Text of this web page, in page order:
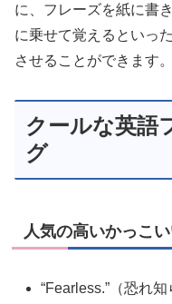
に、フレーズを紙に書
に乗せて覚えるといっ
させることができます。
クールな英語
グ
人気の高いかっこ
“Fearless.”（恐れ